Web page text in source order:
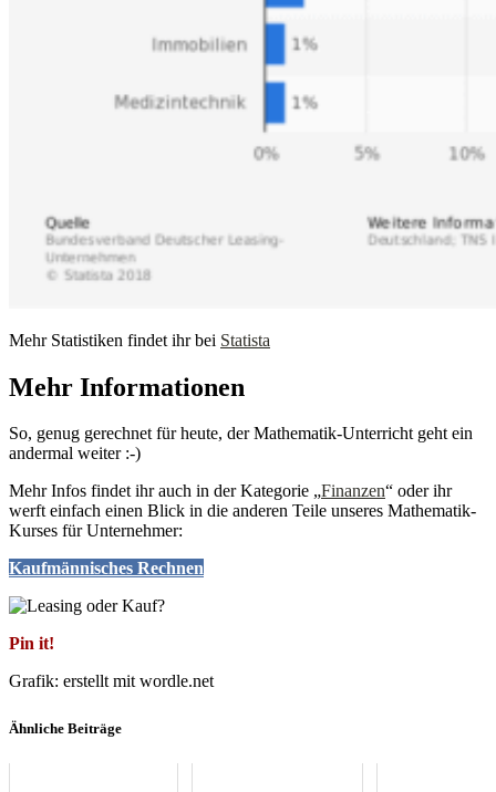
Mehr Statistiken findet ihr bei Statista
Mehr Informationen
So, genug gerechnet für heute, der Mathematik-Unterricht geht ein
andermal weiter :-)
Mehr Infos findet ihr auch in der Kategorie „Finanzen“ oder ihr
werft einfach einen Blick in die anderen Teile unseres Mathematik-
Kurses für Unternehmer:
Kaufmännisches Rechnen
Pin it!
Grafik: erstellt mit wordle.net
Ähnliche Beiträge